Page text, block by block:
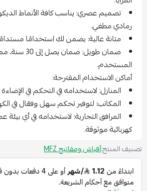
تصميم عصري: يناسب كافة الأنماط
رمادي مطفي.
متانة عالية: يضمن لك استخدامًا
ضمان طويل:
المستخدم.
أماكن الاستخدام المقترحة:
المنازل: لاستخدامه في التحكم في
المكاتب: لتوفير تحكم سهل وفعّال في
المرافق التجارية: لاستخدامه في أي بيئة
كهربائية موثوقة.
تصنيف المنتج:أفياش ومفاتيح MFZ